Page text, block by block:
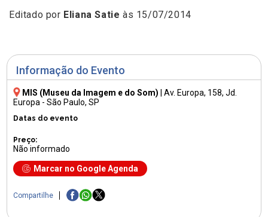
Informação do Evento
MIS (Museu da Imagem e do Som) |Av. Europa, 158, Jd.
Europa - São Paulo, SP
Datas do evento
Preço:
Não informado
Marcar no Google Agenda
Compartilhe
Editado por Eliana Satie às 15/07/2014